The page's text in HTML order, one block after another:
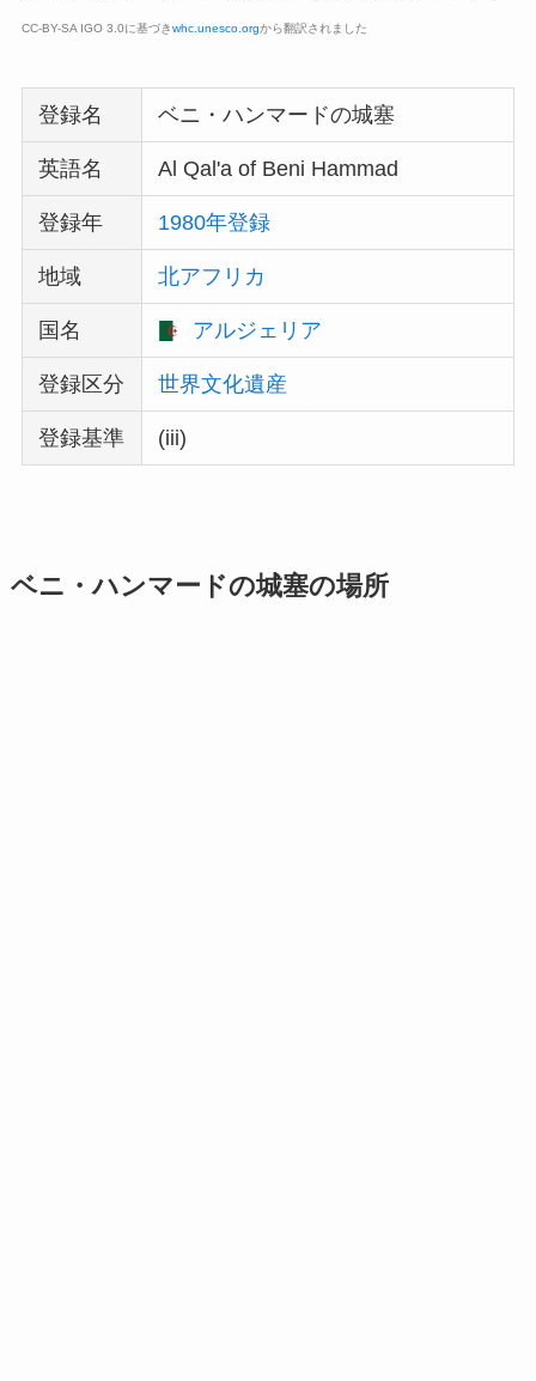
CC-BY-SA IGO 3.0に基づきwhc.unesco.orgから翻訳されました
登録名 ベニ・ハンマードの城塞
英語名 Al Qal'a of Beni Hammad
登録年 1980年登録
地域 北アフリカ
国名 アルジェリア
登録区分 世界文化遺産
登録基準 (iii)
ベニ・ハンマードの城塞の場所